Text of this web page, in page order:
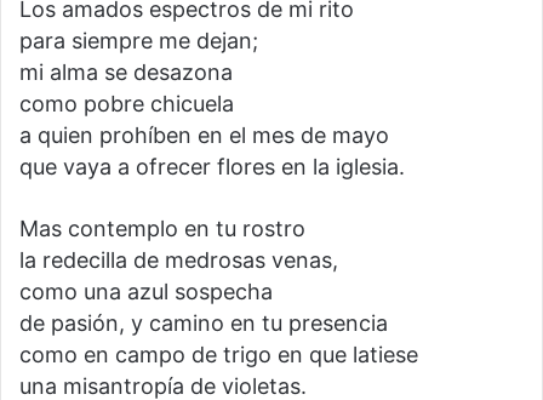
Los amados espectros de mi rito
para siempre me dejan;
mi alma se desazona
como pobre chicuela
a quien prohíben en el mes de mayo
que vaya a ofrecer flores en la iglesia.
Mas contemplo en tu rostro
la redecilla de medrosas venas,
como una azul sospecha
de pasión, y camino en tu presencia
como en campo de trigo en que latiese
una misantropía de violetas.